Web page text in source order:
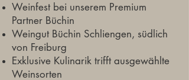
Weinfest bei unserem Premium
Partner Büchin
Weingut Büchin Schliengen, südlich
von Freiburg
Exklusive Kulinarik trifft ausgewählte
Weinsorten